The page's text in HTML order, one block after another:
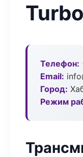
Телефон:
Email:
Город:
Режим